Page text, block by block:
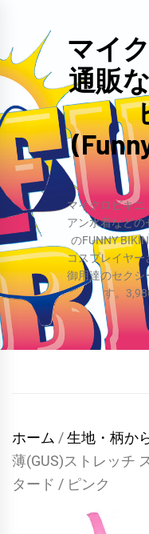
テ
ン
ツ
へ
ッ
プ
マイ
通販
マイクロビキニ
アン水着など
のFUNNY
コスプレイヤー
御用達のセクシ
す。
ホーム /生地・柄か
薄(GUS)ストレッチ
タード / ピンク